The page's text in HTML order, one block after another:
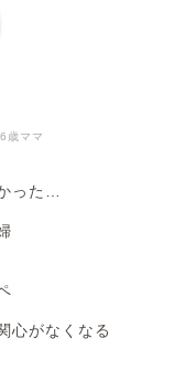
歳ママ
った…
心がなくなる